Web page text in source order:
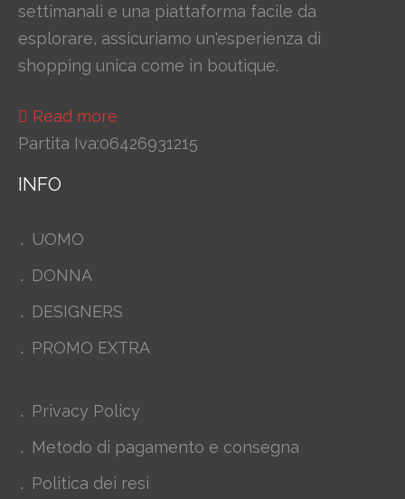
settimanali e una piattaforma facile da
esplorare, assicuriamo un'esperienza di
shopping unica come in boutique.
Read more
Partita Iva:06426931215
INFO
UOMO
DONNA
DESIGNERS
PROMO EXTRA
Privacy Policy
Metodo di pagamento e consegna
Politica dei resi